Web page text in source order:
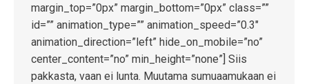
margin_top=”0px” margin_bottom=”0px” class=””
id=”” animation_type=”” animation_speed=”0.3″
animation_direction=”left” hide_on_mobile=”no”
center_content=”no” min_height=”none”] Siis
pakkasta, vaan ei lunta. Muutama sumuaamukaan ei